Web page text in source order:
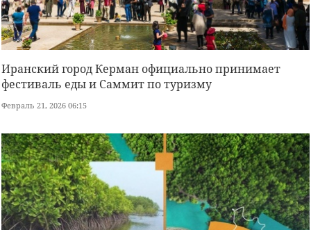
Иранский город Керман официально принимает
фестиваль еды и Саммит по туризму
Февраль 21, 2026 06:15